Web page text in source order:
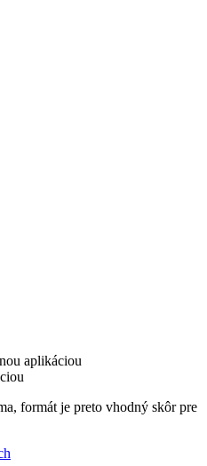
aplikáciou
formát je preto vhodný skôr pre